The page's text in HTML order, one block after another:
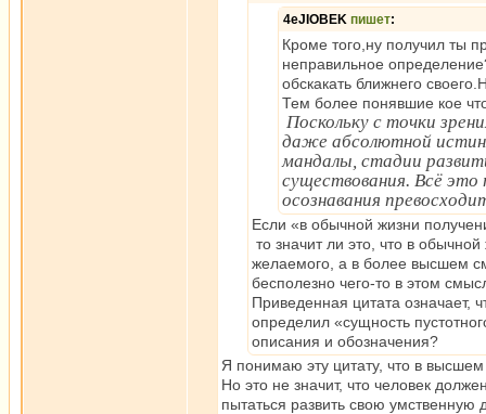
4eJIOBEK пишет:
Кроме того,ну получил ты
неправильное
обскакать ближнего
Тем более понявшие кое
Поскольку с точки
даже абсолютной
мандалы, стадии
существования. Всё
осознавания
Если «в обычной жизни
то значит ли это, что в
желаемого, а в более высшем
бесполезно чего-то в этом
Приведенная цитата означает,
определил «сущность
описания и обозначения?
Я понимаю эту цитату, что в
Но это не значит, что человек
пытаться развить свою умственную